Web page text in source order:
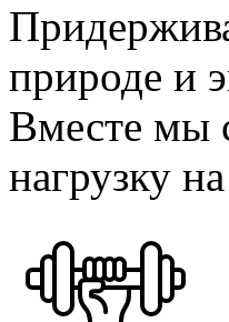
природе и
Вместе мы
нагрузку